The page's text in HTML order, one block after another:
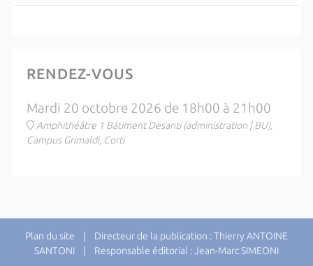
RENDEZ-VOUS
Mardi 20 octobre 2026 de 18h00 à 21h00
Amphithéâtre 1 Bâtiment Desanti (administration | BU),
Campus Grimaldi, Corti
Plan du site | Directeur de la publication : Thierry ANTOINE
SANTONI | Responsable éditorial : Jean-Marc SIMEONI